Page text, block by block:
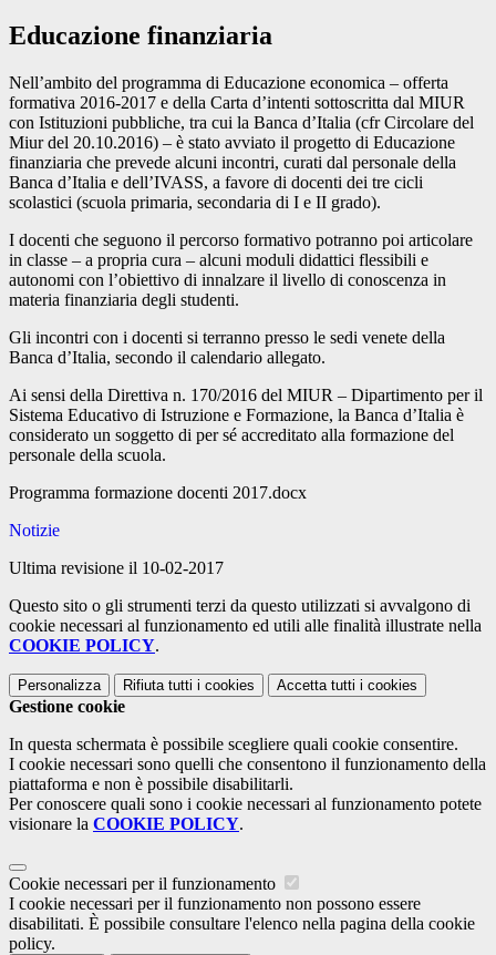
Educazione finanziaria
Nell’ambito del programma di Educazione economica – offerta
formativa 2016-2017 e della Carta d’intenti sottoscritta dal MIUR
con Istituzioni pubbliche, tra cui la Banca d’Italia (cfr Circolare del
Miur del 20.10.2016) – è stato avviato il progetto di Educazione
finanziaria che prevede alcuni incontri, curati dal personale della
Banca d’Italia e dell’IVASS, a favore di docenti dei tre cicli
scolastici (scuola primaria, secondaria di I e II grado).
I docenti che seguono il percorso formativo potranno poi articolare
in classe – a propria cura – alcuni moduli didattici flessibili e
autonomi con l’obiettivo di innalzare il livello di conoscenza in
materia finanziaria degli studenti.
Gli incontri con i docenti si terranno presso le sedi venete della
Banca d’Italia, secondo il calendario allegato.
Ai sensi della Direttiva n. 170/2016 del MIUR – Dipartimento per il
Sistema Educativo di Istruzione e Formazione, la Banca d’Italia è
considerato un soggetto di per sé accreditato alla formazione del
personale della scuola.
Programma formazione docenti 2017.docx
Notizie
Ultima revisione il 10-02-2017
Questo sito o gli strumenti terzi da questo utilizzati si avvalgono di
cookie necessari al funzionamento ed utili alle finalità illustrate nella
COOKIE POLICY.
Personalizza Rifiuta tutti i cookies Accetta tutti i cookies
Gestione cookie
In questa schermata è possibile scegliere quali cookie consentire.
I cookie necessari sono quelli che consentono il funzionamento della
piattaforma e non è possibile disabilitarli.
Per conoscere quali sono i cookie necessari al funzionamento potete
visionare la COOKIE POLICY.
Cookie necessari per il funzionamento
I cookie necessari per il funzionamento non possono essere
disabilitati. È possibile consultare l'elenco nella pagina della cookie
policy.